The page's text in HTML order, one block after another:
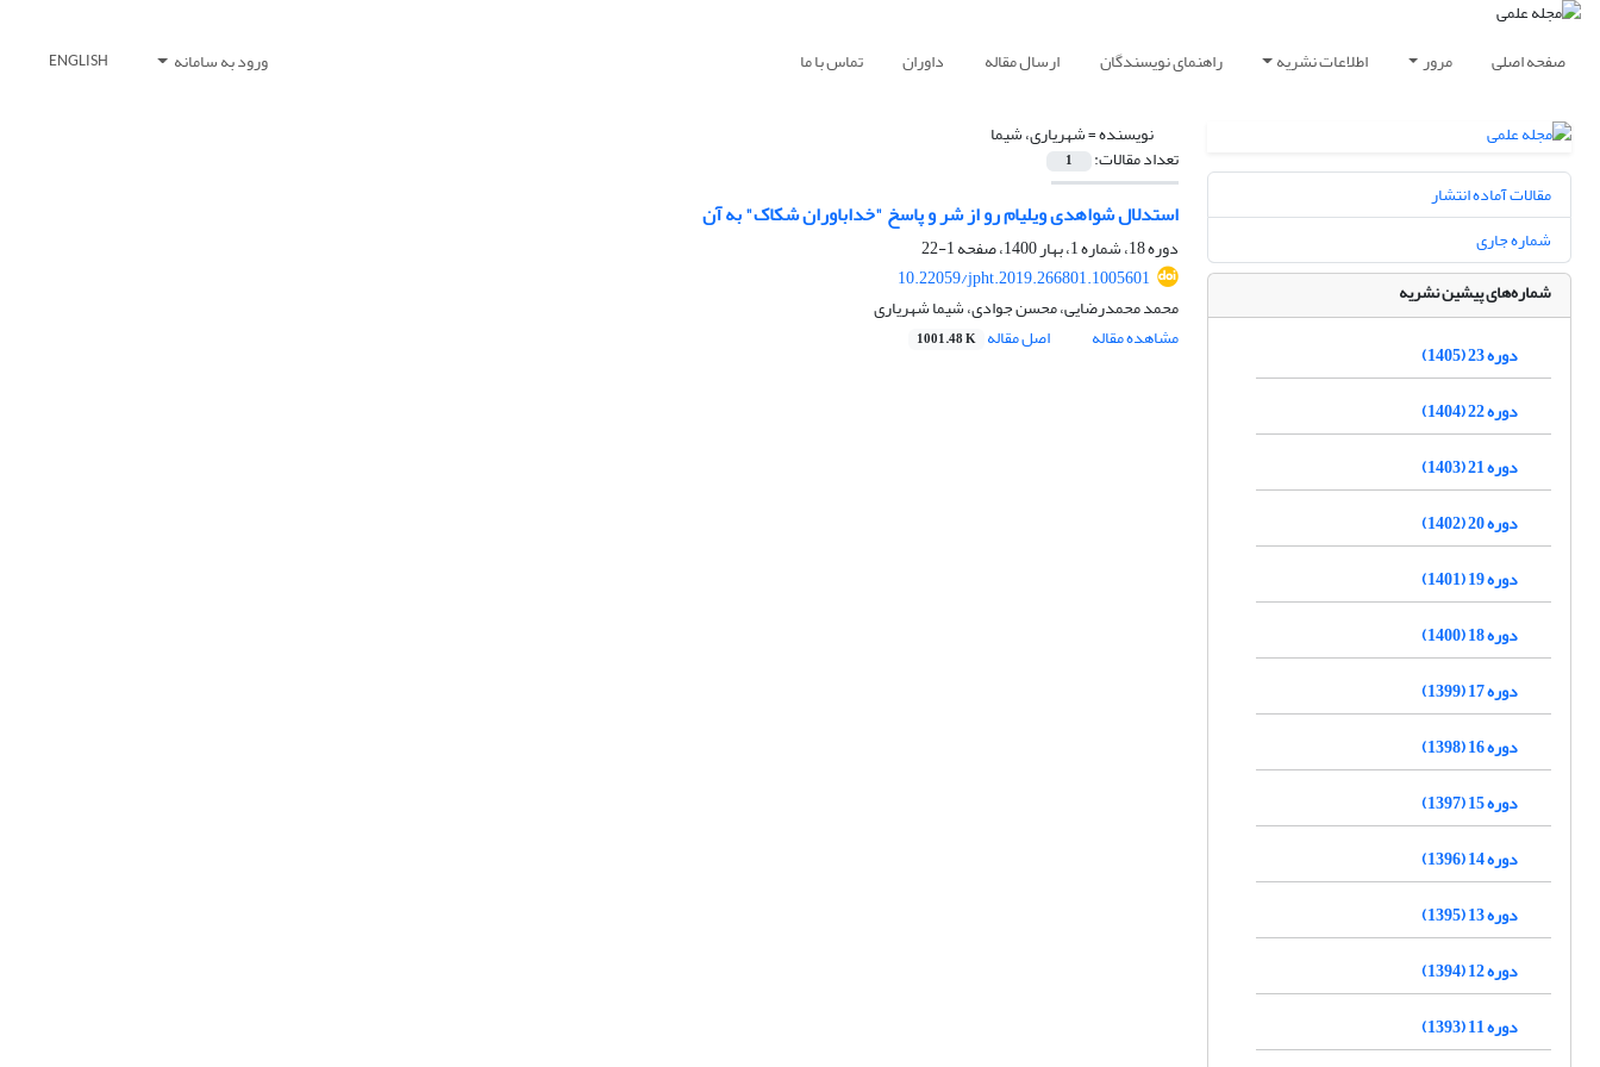
صفحه اصلی مرور اطلاعات نشریه راهنمای نویسندگان ارسال مقاله داوران تماس با ما ورود به سامانه ENGLISH
نویسنده =شهریاری، شیما
تعداد مقالات: 1
استدلال شواهدی ویلیام رو از شر و پاسخ "خداباوران شکاک" به آن
دوره 18، شماره 1، بهار 1400، صفحه
1-22
10.22059/jpht.2019.266801.1005601
محمد محمدرضایی، محسن جوادی، شیما شهریاری
مشاهده مقاله
اصل مقاله 1001.48 K
مقالات آماده انتشار
شماره جاری
شماره‌های پیشین نشریه
دوره 23 (1405)
دوره 22 (1404)
دوره 21 (1403)
دوره 20 (1402)
دوره 19 (1401)
دوره 18 (1400)
دوره 17 (1399)
دوره 16 (1398)
دوره 15 (1397)
دوره 14 (1396)
دوره 13 (1395)
دوره 12 (1394)
دوره 11 (1393)